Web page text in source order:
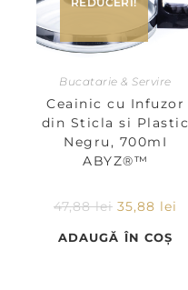
Bucatarie & Servire
Ceainic cu Infuzor
din Sticla si Plastic
Negru, 700mI
ABYZ®™
47,88lei 35,88 lei
ADAUGĂ ÎN COȘ